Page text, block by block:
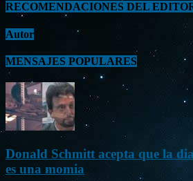
RECOMENDACIONES DEL
Autor
MENSAJES POPULARES
Donald Schmitt acepta que la
es una momia